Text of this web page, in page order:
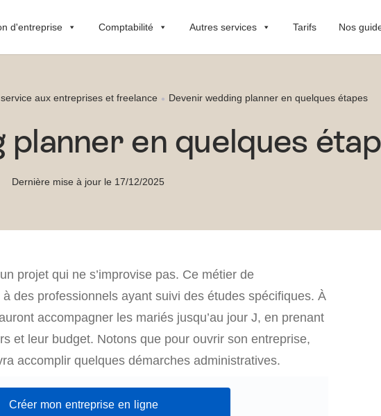
d'entreprise Comptabilité Autres services Tarifs Nos
aux entreprises et freelance Devenir wedding planner en quelques étapes
planner en quelques
Dernière mise à jour le 17/12/2025
projet qui ne s’improvise pas. Ce métier de
à des professionnels ayant suivi des études spécifiques. À
accompagner les mariés jusqu’au jour J, en prenant
et leur budget. Notons que pour ouvrir son entreprise,
accomplir quelques démarches administratives.
Créer mon entreprise en ligne